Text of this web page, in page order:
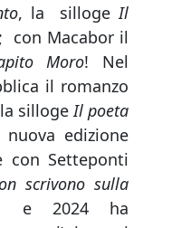
, la sillogeIl
con Macabor il
Moro! Nel
il romanzo
sillogeIl poeta
edizione
con Setteponti
scrivono sulla
e 2024 ha